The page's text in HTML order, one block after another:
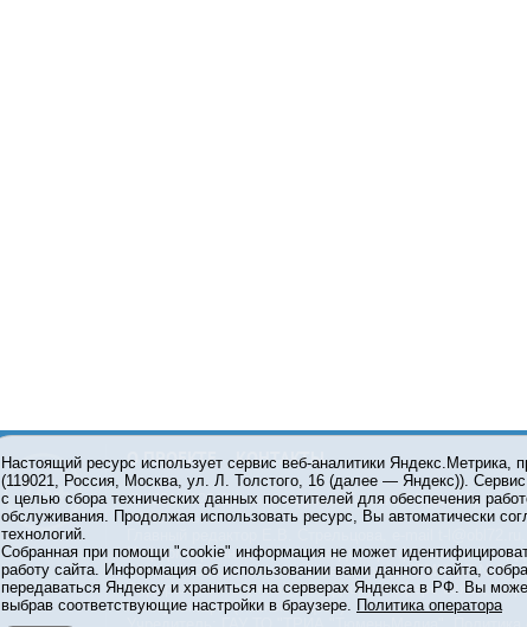
О ПРОЕКТЕ КОНТАКТЫ
© 2001-2026 Сетевое издание Тюмень Медиа. При
обязательна.
Информационная лента выходит при финансовой
области. Свидетельство о регистрации СМИ ЭЛ №ФС
Федеральной службой по надзору в сфере связи,
коммуникаций (Роскомнадзор).
Настоящий ресурс использует сервис веб-аналитики
(119021, Россия, Москва, ул. Л. Толстого, 16 (далее — Яндекс)).
с целью сбора технических данных посетителей для обеспечения
обслуживания. Продолжая использовать ресурс, Вы автоматически
технологий.
Собранная при помощи "cookie" информация не может
работу сайта. Информация об использовании вами данного сайта,
передаваться Яндексу и храниться на серверах Яндекса в РФ. Вы
выбрав соответствующие настройки в браузере. Политика оператора